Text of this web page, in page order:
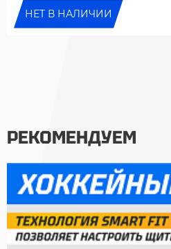
НЕТ В НАЛИЧИИ
РЕКОМЕНДУЕМ